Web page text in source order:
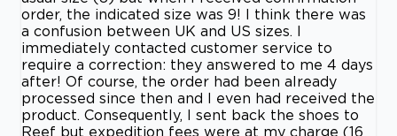
order, the indicated size was 9! I think there was
a confusion between UK and US sizes. I
immediately contacted customer service to
require a correction: they answered to me 4 days
after! Of course, the order had been already
processed since then and I even had received the
product. Consequently, I sent back the shoes to
Reef but expedition fees were at my charge (16